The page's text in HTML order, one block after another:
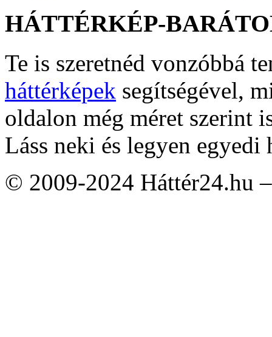
HÁTTÉRKÉP-
Te is szeretnéd vonzóbbá
háttérképek segítségével,
oldalon még méret szerint
Láss neki és legyen egyedi
© 2009-2024 Háttér24.hu